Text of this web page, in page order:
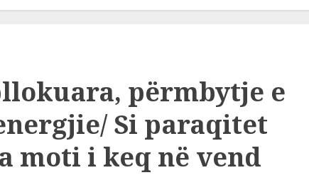
përmbytje e
Si paraqitet
moti i keq në vend